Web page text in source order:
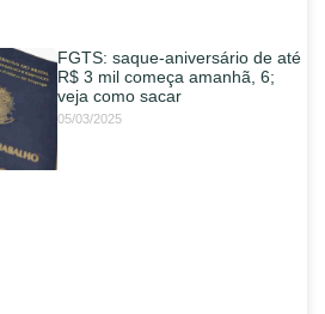
FGTS: saque-aniversário de até
R$ 3 mil começa amanhã, 6;
veja como sacar
05/03/2025